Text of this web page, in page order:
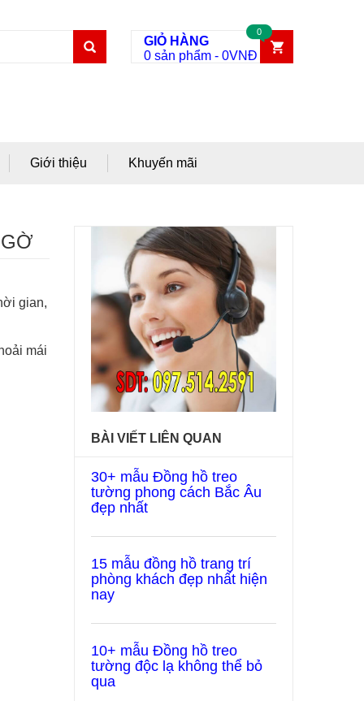
GIỎ HÀNG
0 sản phẩm - 0VNĐ
0
Giới thiệu Khuyến mãi
gian,
mái
BÀI VIẾT LIÊN QUAN
30+ mẫu Đồng hồ treo
tường phong cách Bắc Âu
đẹp nhất
15 mẫu đồng hồ trang trí
phòng khách đẹp nhất hiện
nay
10+ mẫu Đồng hồ treo
tường độc lạ không thể bỏ
qua